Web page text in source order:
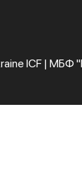
ICF | МБФ